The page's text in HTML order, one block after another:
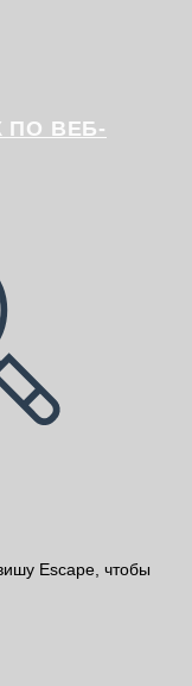
ПО ВЕБ-
Escape, чтобы